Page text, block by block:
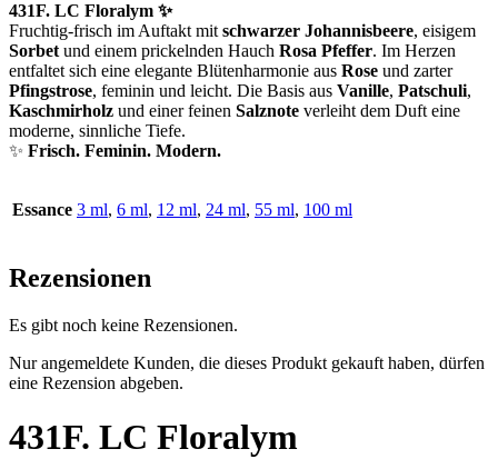
431F. LC Floralym ✨
Fruchtig-frisch im Auftakt mit schwarzer Johannisbeere, eisigem
Sorbet und einem prickelnden Hauch Rosa Pfeffer. Im Herzen
entfaltet sich eine elegante Blütenharmonie aus Rose und zarter
Pfingstrose, feminin und leicht. Die Basis aus Vanille, Patschuli,
Kaschmirholz und einer feinen Salznote verleiht dem Duft eine
moderne, sinnliche Tiefe.
✨ Frisch. Feminin. Modern.
Essance 3 ml, 6 ml, 12 ml, 24 ml, 55 ml, 100 ml
Rezensionen
Es gibt noch keine Rezensionen.
Nur angemeldete Kunden, die dieses Produkt gekauft haben, dürfen
eine Rezension abgeben.
431F. LC Floralym